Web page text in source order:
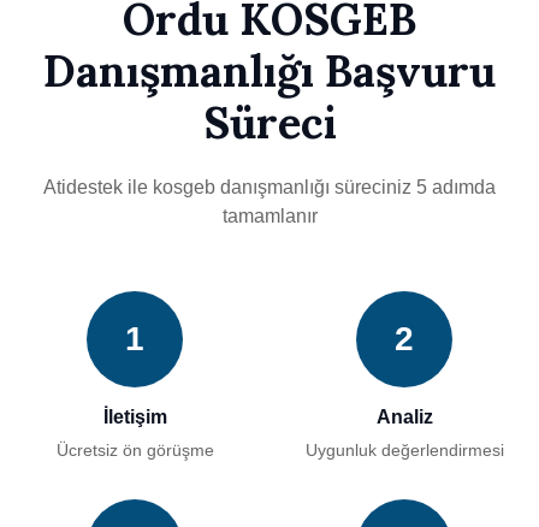
Ordu KOSGEB
Danışmanlığı Başvuru
Süreci
Atidestek ile kosgeb danışmanlığı süreciniz 5 adımda
tamamlanır
1
İletişim
Ücretsiz ön görüşme
2
Analiz
Uygunluk değerlendirmesi